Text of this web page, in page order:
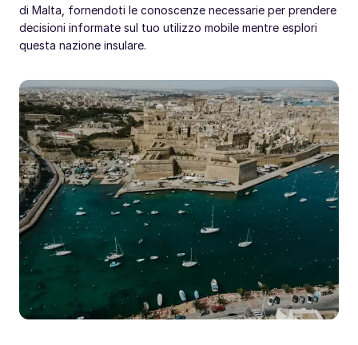
di Malta, fornendoti le conoscenze necessarie per prendere
decisioni informate sul tuo utilizzo mobile mentre esplori
questa nazione insulare.